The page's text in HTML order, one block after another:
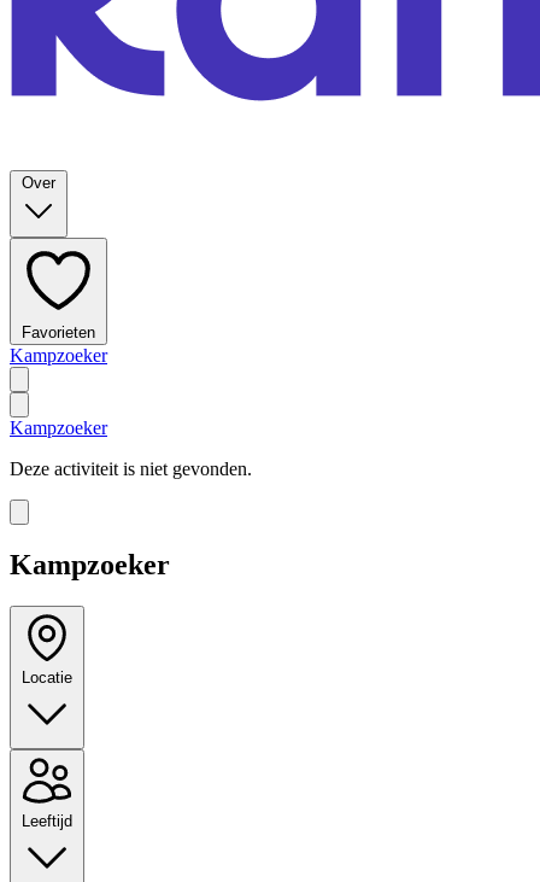
Over
Favorieten
Kampzoeker
Kampzoeker
Deze activiteit is niet gevonden.
Kampzoeker
Locatie
Leeftijd